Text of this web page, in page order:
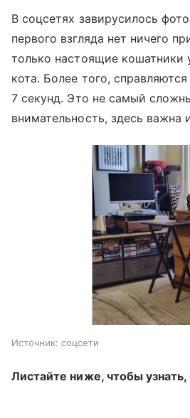
В соцсетях завирусилось
первого взгляда нет ничего
только настоящие кошатники
кота. Более того,
7 секунд. Это не самый
внимательность, здесь важна
Источник: соцсети
Листайте ниже, чтобы узнать,